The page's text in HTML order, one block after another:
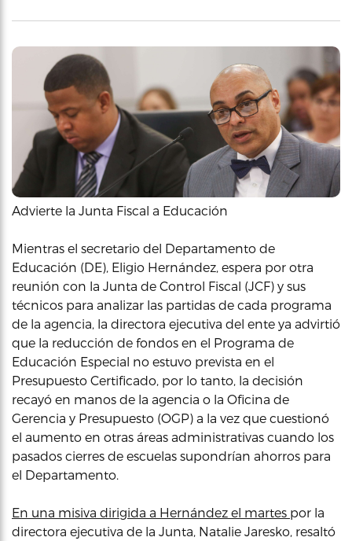
Advierte la Junta Fiscal a Educación
Mientras el secretario del Departamento de
Educación (DE), Eligio Hernández, espera por otra
reunión con la Junta de Control Fiscal (JCF) y sus
técnicos para analizar las partidas de cada programa
de la agencia, la directora ejecutiva del ente ya advirtió
que la reducción de fondos en el Programa de
Educación Especial no estuvo prevista en el
Presupuesto Certificado, por lo tanto, la decisión
recayó en manos de la agencia o la Oficina de
Gerencia y Presupuesto (OGP) a la vez que cuestionó
el aumento en otras áreas administrativas cuando los
pasados cierres de escuelas supondrían ahorros para
el Departamento.
En una misiva dirigida a Hernández el martes por la
directora ejecutiva de la Junta, Natalie Jaresko, resaltó